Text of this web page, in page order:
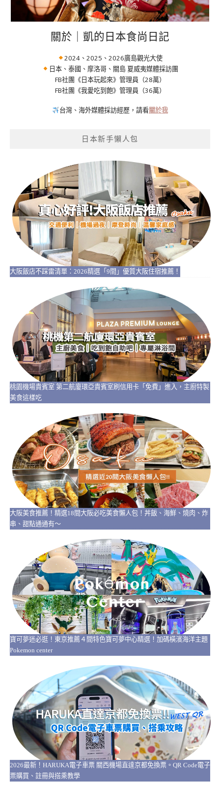
關於｜凱的日本食尚日記
2024、2025、2026廣島觀光大使
日本、泰國、摩洛哥、關島 夏威夷媒體採訪團
FB社團《日本玩起來》管理員（28萬）
FB社團《我愛吃到飽》管理員（36萬）
台灣、海外媒體採訪經歷，請看關於我
日本新手懶人包
大阪飯店不踩雷清單：2026精選「9間」優質大阪住宿推薦！
桃園機場貴賓室 第二航廈環亞貴賓室刷信用卡「免費」進入，主廚特製
美食這樣吃
大阪美食推薦！精選18間大阪必吃美食懶人包！丼飯、海鮮、燒肉、炸
串、甜點通通有～
寶可夢迷必逛！東京推薦４間特色寶可夢中心精選！加碼橫濱海洋主題
Pokemon center
2026最新！HARUKA電子車票 關西機場直達京都免換票。QR Code電子
票購買、註冊與搭乘教學